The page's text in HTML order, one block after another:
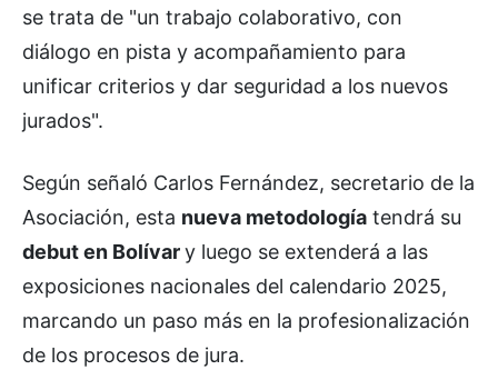
se trata de "un trabajo colaborativo, con
diálogo en pista y acompañamiento para
unificar criterios y dar seguridad a los nuevos
jurados".
Según señaló Carlos Fernández, secretario de la
Asociación, esta nueva metodología tendrá su
debut en Bolívary luego se extenderá a las
exposiciones nacionales del calendario 2025,
marcando un paso más en la profesionalización
de los procesos de jura.